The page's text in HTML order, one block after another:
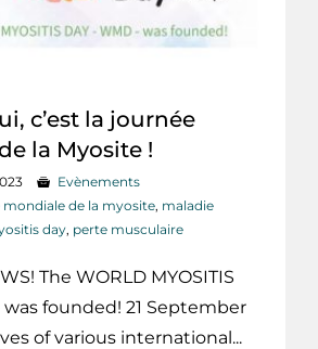
c’est la journée
la Myosite !
Evènements
mondiale de la myosite, maladie
day, perte musculaire
The WORLD MYOSITIS
was founded! 21 September
of various international...